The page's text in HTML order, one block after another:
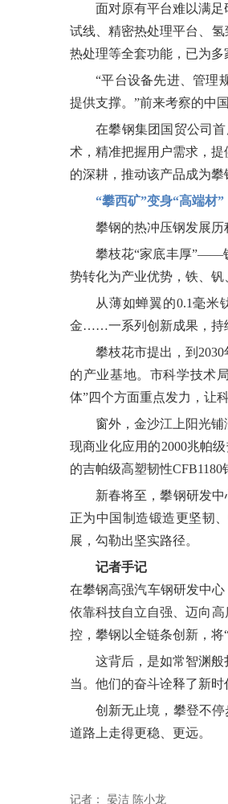
面对原有平台难以满
试线、精密热处理平台、
热处理等全套功能，已为多
“平台设备先进、管理
提供支撑。”前来考察的中
在攀钢集团国贸公司
术，精准把握用户需求，提
的深耕，推动该产品成为攀
“攀西矿”变身“高端材”
攀钢的热冲压钢发展历
攀枝花“家底丰厚”——
势转化为产业优势，铁、钒
从薄如蝉翼的0.1毫米
金……一系列创新成果，持
攀枝花市提出，到
的产业基地。市科学技术
体”四个方面重点发力，让
窗外，金沙江上阳光
现商业化应用的2000兆帕
的吉帕级高塑韧性
新春将至，攀钢研发
正为中国制造锻造更坚韧
展，勾勒出坚实路径。
记者手记
在攀钢高强汽车钢研发中
依靠科技自立自强、迈向
控，攀钢以全链条创新，将
这背后，是如常智渊
当。他们的奋斗诠释了新
创新无止境，攀登不
道路上走得更稳、更远。
记者： 晏洁 陈小龙